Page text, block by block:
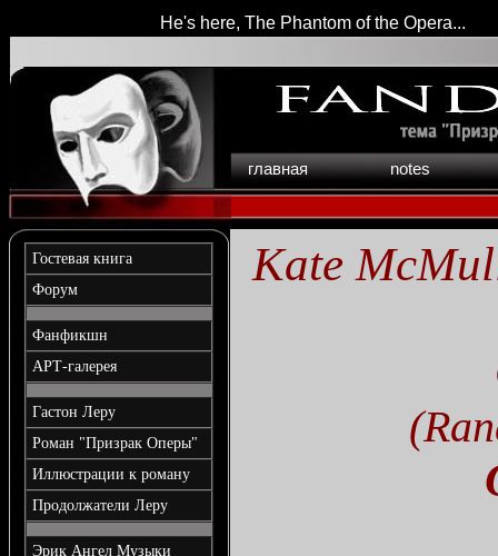
He's here, The Phantom of the Opera...
главная notes
Гостевая книга
Форум
Фанфикшн
АРТ-галерея
Гастон Леру
Роман "Призрак Оперы"
Иллюстрации к роману
Продолжатели Леру
Эрик Ангел Музыки
Kate